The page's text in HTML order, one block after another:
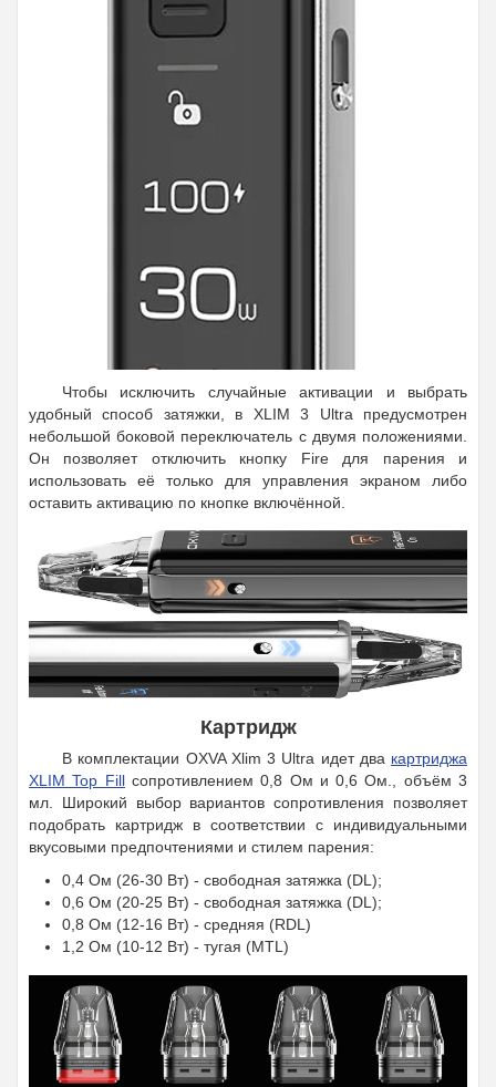
Чтобы исключить случайные активации и выбрать
удобный способ затяжки, в XLIM 3 Ultra предусмотрен
небольшой боковой переключатель с двумя положениями.
Он позволяет отключить кнопку Fire для парения и
использовать её только для управления экраном либо
оставить активацию по кнопке включённой.
Картридж
В комплектации OXVA Xlim 3 Ultra идет два картриджа
XLIM Top Fillсопротивлением 0,8 Ом и 0,6 Ом., объём 3
мл. Широкий выбор вариантов сопротивления позволяет
подобрать картридж в соответствии с индивидуальными
вкусовыми предпочтениями и стилем парения:
0,4 Ом (26-30 Вт) - свободная затяжка (DL);
0,6 Ом (20-25 Вт) - свободная затяжка (DL);
0,8 Ом (12-16 Вт) - cредняя (RDL)
1,2 Ом (10-12 Вт) - тугая (MTL)